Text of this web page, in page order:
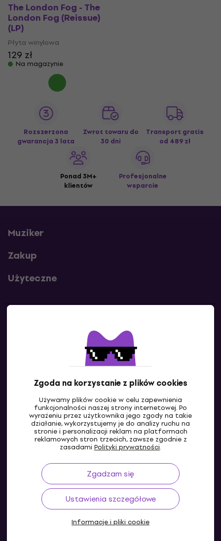
Zgoda na korzystanie z plików cookies
Używamy plików cookie w celu zapewnienia
funkcjonalności naszej strony internetowej. Po
wyrażeniu przez użytkownika jego zgody na takie
działanie, wykorzystujemy je do analizy ruchu na
stronie i personalizacji reklam na platformach
reklamowych stron trzecich, zawsze zgodnie z
zasadami Polityki prywatności.
Zgadzam się
Ustawienia szczegółowe
Informacje i pliki cookie
The London Fog - The
London Fog (Reissue)
(LP)
Płyta winylowa
129 zł
Na magazynie
Rozszerzona
gwarancja 3 lata
Zwrot towaru do
30 dni
Transport gratis
od 489 zł
Ponad 3M+
klientów
Profesjonalne
wsparcie
Muziker
Zakup
Użyteczne
Skontaktuj się z nami
PL